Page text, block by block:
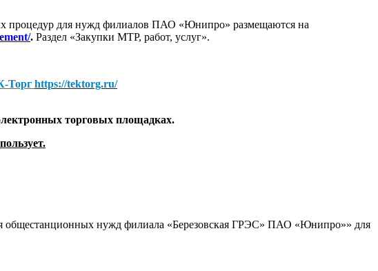
процедур для нужд филиалов ПАО «Юнипро» размещаются на
. Раздел «Закупки МТР, работ, услуг».
Торг https://tektorg.ru/
торговых площадках.
общестанционных нужд филиала «Березовская ГРЭС» ПАО «Юнипро»» для